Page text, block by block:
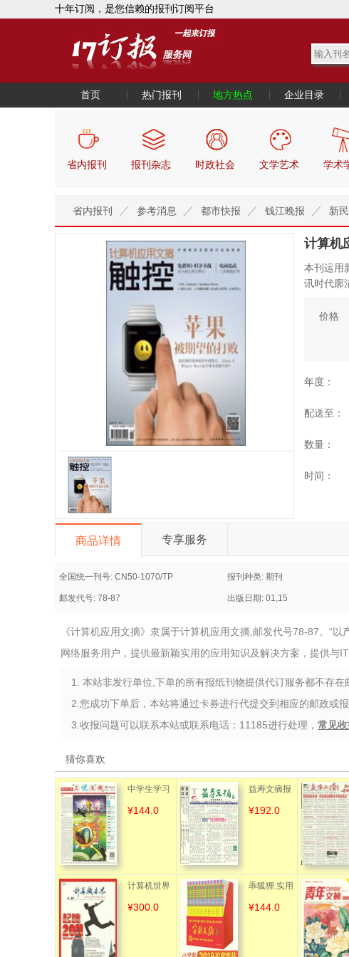
十年订阅，是您信赖的报刊订阅平台
首页 热门报刊 地方热点 企业目录
省内报刊 报刊杂志 时政社会 文学艺术 学术
省内报刊 参考消息 都市快报 钱江晚报 新
计算机
本刊运用
讯时代廓
价格
年度：
配送至：
数量：
时间：
商品详情 专享服务
全国统一刊号: CN50-1070/TP 报刊种类: 期刊
邮发代号: 78-87 出版日期: 01,15
《计算机应用文摘》隶属于计算机应用文摘,邮发代号78-87。“
网络服务用户，提供最新颖实用的应用知识及解决方案，提供与
1. 本站非发行单位,下单的所有报纸刊物提供代订服务都不存在
2.您成功下单后，本站将通过卡券进行代提交到相应的邮政或
3.收报问题可以联系本站或联系电话：11185进行处理， 常见
猜你喜欢
中学生学习
报·三悦文摘
¥144.0
益寿文摘报
¥192.0
计算机世界
（含手机客
¥300.0
乖狐狸.实用
文摘.珍藏套
¥144.0